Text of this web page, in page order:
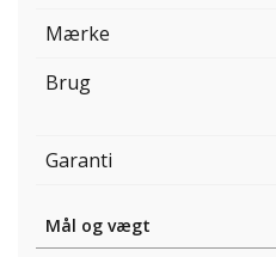
Mærke
Brug
Garanti
Mål og vægt